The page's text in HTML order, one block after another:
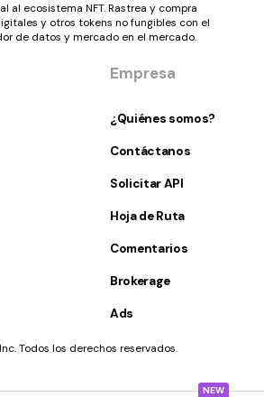
NEW
al ecosistema NFT. Rastrea y compra
y otros tokens no fungibles con el
de datos y mercado en el mercado.
Empresa
¿Quiénes somos?
Contáctanos
Solicitar API
Hoja de Ruta
Comentarios
Brokerage
Ads
Todos los derechos reservados.